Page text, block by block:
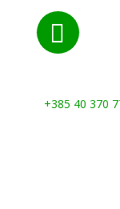

+385 40 370